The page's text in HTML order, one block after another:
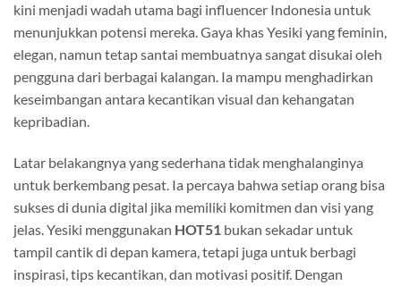
kini menjadi wadah utama bagi influencer Indonesia untuk
menunjukkan potensi mereka. Gaya khas Yesiki yang feminin,
elegan, namun tetap santai membuatnya sangat disukai oleh
pengguna dari berbagai kalangan. Ia mampu menghadirkan
keseimbangan antara kecantikan visual dan kehangatan
kepribadian.
Latar belakangnya yang sederhana tidak menghalanginya
untuk berkembang pesat. Ia percaya bahwa setiap orang bisa
sukses di dunia digital jika memiliki komitmen dan visi yang
jelas. Yesiki menggunakan HOT51 bukan sekadar untuk
tampil cantik di depan kamera, tetapi juga untuk berbagi
inspirasi, tips kecantikan, dan motivasi positif. Dengan